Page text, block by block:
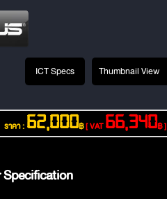
ICT Specs Thumbnail View
ราคา : 62,000฿[ VAT66,340฿ ]
Specification